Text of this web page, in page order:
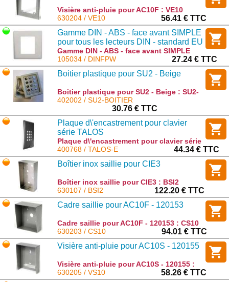
Visière anti-pluie pour AC10F : VE10
630204 / VE10
56.41 € TTC
Gamme DIN - ABS - face avant SIMPLE
pour tous les lecteurs DIN - standard EU
- 80x80x9mm - Blanche
Gamme DIN - ABS - face avant SIMPLE
pour tous les lecteurs DIN - standard EU -
80x80x9mm - Blanche : DINFPW
105034 / DINFPW
27.24 € TTC
Boitier plastique pour SU2 - Beige
Boitier plastique pour SU2 - Beige : SU2-
BOITIER
402002 / SU2-BOITIER
30.76 € TTC
Plaque d\'encastrement pour clavier
série TALOS
Plaque d\'encastrement pour clavier série
TALOS : TALOS-E
400768 / TALOS-E
44.34 € TTC
Boîtier inox saillie pour CIE3
Boîtier inox saillie pour CIE3 : BSI2
630107 / BSI2
122.20 € TTC
Cadre saillie pour AC10F - 120153
Cadre saillie pour AC10F - 120153 : CS10
630203 / CS10
94.01 € TTC
Visière anti-pluie pour AC10S - 120155
Visière anti-pluie pour AC10S - 120155 :
VS10
630205 / VS10
58.26 € TTC